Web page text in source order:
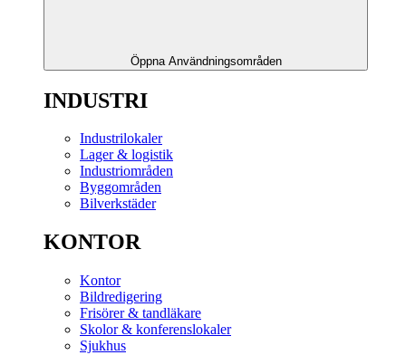
Öppna Användningsområden
INDUSTRI
Industrilokaler
Lager & logistik
Industriområden
Byggområden
Bilverkstäder
KONTOR
Kontor
Bildredigering
Frisörer & tandläkare
Skolor & konferenslokaler
Sjukhus